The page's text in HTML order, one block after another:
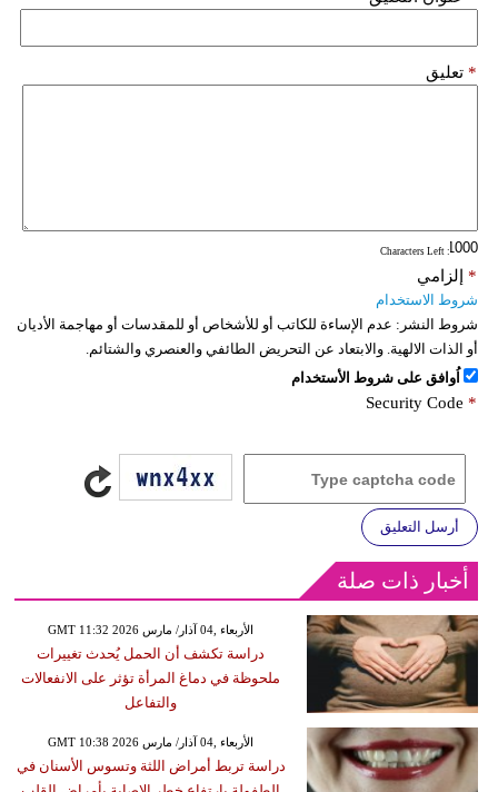
تعليق *
: Characters Left
إلزامي *
شروط الاستخدام
شروط النشر: عدم الإساءة للكاتب أو للأشخاص أو للمقدسات أو مهاجمة الأديان
أو الذات الالهية. والابتعاد عن التحريض الطائفي والعنصري والشتائم.
اُوافق على شروط الأستخدام
Security Code *
أرسل التعليق
أخبار ذات صلة
GMT 11:32 2026 الأربعاء ,04 آذار/ مارس
دراسة تكشف أن الحمل يُحدث تغييرات
ملحوظة في دماغ المرأة تؤثر على الانفعالات
والتفاعل
GMT 10:38 2026 الأربعاء ,04 آذار/ مارس
دراسة تربط أمراض اللثة وتسوس الأسنان في